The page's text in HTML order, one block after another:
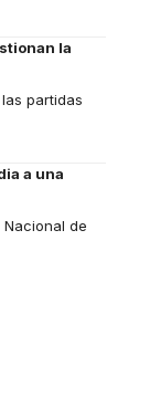
la
partidas
a una
de